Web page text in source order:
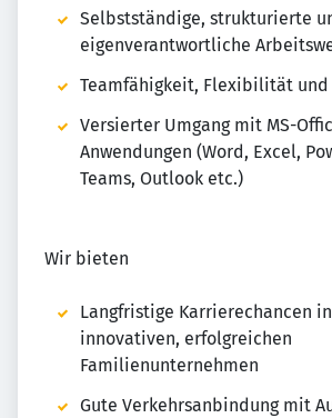
Selbstständige, strukturierte
eigenverantwortliche
Teamfähigkeit, Flexibilität
Versierter Umgang mit MS-
Anwendungen (Word, Excel,
Teams, Outlook etc.)
Wir bieten
Langfristige Karrierechancen
innovativen, erfolgreichen
Familienunternehmen
Gute Verkehrsanbindung mit